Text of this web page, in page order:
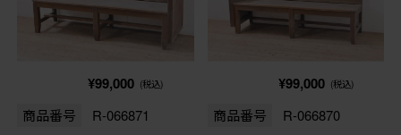
¥99,000 (税込)
商品番号 R-066871
¥99,000 (税込)
商品番号 R-066870